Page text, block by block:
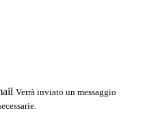
Verrà inviato un messaggio